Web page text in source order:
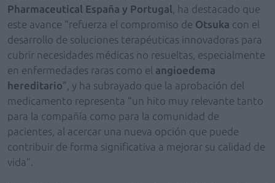
Pharmaceutical España y Portugal , ha destacado que
este avance “refuerza el compromiso de Otsuka con el
desarrollo de soluciones terapéuticas innovadoras para
cubrir necesidades médicas no resueltas, especialmente
en enfermedades raras como el angioedema
hereditario”, y ha subrayado que la aprobación del
medicamento representa “un hito muy relevante tanto
para la compañía como para la comunidad de
pacientes, al acercar una nueva opción que puede
contribuir de forma significativa a mejorar su calidad de
vida”.